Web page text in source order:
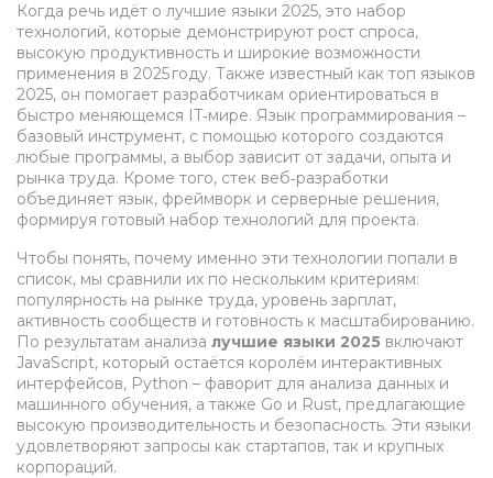
Когда речь идёт о лучшие языки 2025, это набор
технологий, которые демонстрируют рост спроса,
высокую продуктивность и широкие возможности
применения в 2025 году. Также известный как топ языков
2025, он помогает разработчикам ориентироваться в
быстро меняющемся IT‑мире. Язык программирования –
базовый инструмент, с помощью которого создаются
любые программы, а выбор зависит от задачи, опыта и
рынка труда. Кроме того, стек веб‑разработки
объединяет язык, фреймворк и серверные решения,
формируя готовый набор технологий для проекта.
Чтобы понять, почему именно эти технологии попали в
список, мы сравнили их по нескольким критериям:
популярность на рынке труда, уровень зарплат,
активность сообществ и готовность к масштабированию.
По результатам анализа лучшие языки 2025 включают
JavaScript, который остаётся королём интерактивных
интерфейсов, Python – фаворит для анализа данных и
машинного обучения, а также Go и Rust, предлагающие
высокую производительность и безопасность. Эти языки
удовлетворяют запросы как стартапов, так и крупных
корпораций.